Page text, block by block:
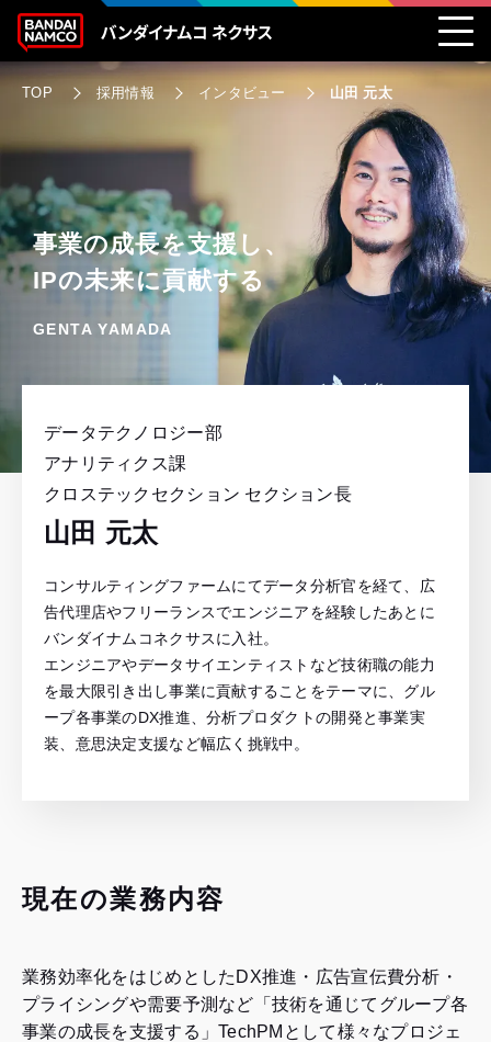
TOP 採用情報 インタビュー 山田 元太
事業の成長を支援し、
IPの未来に貢献する
GENTA YAMADA
データテクノロジー部
アナリティクス課
クロステックセクション セクション長
山田 元太
コンサルティングファームにてデータ分析官を経て、広
告代理店やフリーランスでエンジニアを経験したあとに
バンダイナムコネクサスに入社。
エンジニアやデータサイエンティストなど技術職の能力
を最大限引き出し事業に貢献することをテーマに、グル
ープ各事業のDX推進、分析プロダクトの開発と事業実
装、意思決定支援など幅広く挑戦中。
現在の業務内容
業務効率化をはじめとしたDX推進・広告宣伝費分析・
プライシングや需要予測など「技術を通じてグループ各
事業の成長を支援する」TechPMとして様々なプロジェ